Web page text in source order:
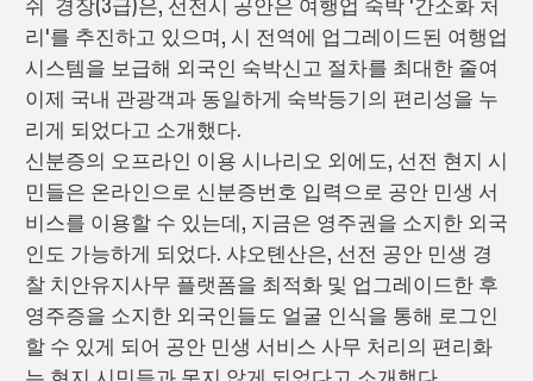
리'를 추진하고 있으며, 시 전역에 업그레이드된 여행업
시스템을 보급해 외국인 숙박신고 절차를 최대한 줄여
이제 국내 관광객과 동일하게 숙박등기의 편리성을 누
리게 되었다고 소개했다.
신분증의 오프라인 이용 시나리오 외에도, 선전 현지 시
민들은 온라인으로 신분증번호 입력으로 공안 민생 서
비스를 이용할 수 있는데, 지금은 영주권을 소지한 외국
인도 가능하게 되었다. 샤오톈산은, 선전 공안 민생 경
찰 치안유지사무 플랫폼을 최적화 및 업그레이드한 후
영주증을 소지한 외국인들도 얼굴 인식을 통해 로그인
할 수 있게 되어 공안 민생 서비스 사무 처리의 편리화